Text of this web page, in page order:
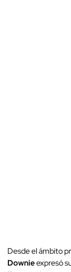
Desde el ámbito
Downieexpresó